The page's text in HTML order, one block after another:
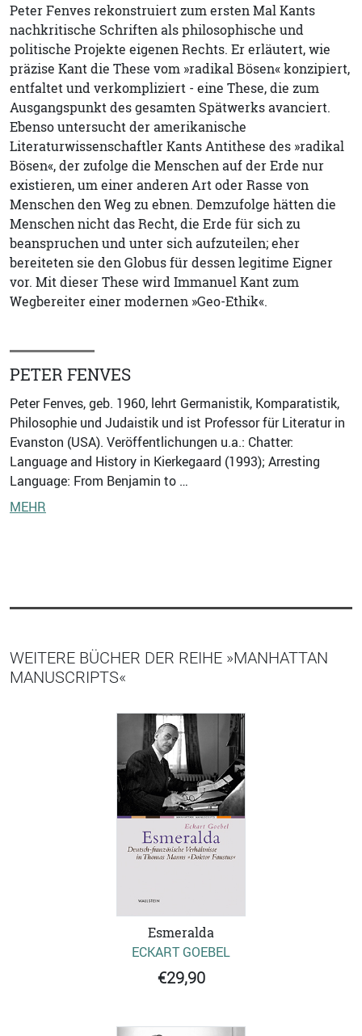
Peter Fenves rekonstruiert zum ersten Mal Kants
nachkritische Schriften als philosophische und
politische Projekte eigenen Rechts. Er erläutert, wie
präzise Kant die These vom »radikal Bösen« konzipiert,
entfaltet und verkompliziert - eine These, die zum
Ausgangspunkt des gesamten Spätwerks avanciert.
Ebenso untersucht der amerikanische
Literaturwissenschaftler Kants Antithese des »radikal
Bösen«, der zufolge die Menschen auf der Erde nur
existieren, um einer anderen Art oder Rasse von
Menschen den Weg zu ebnen. Demzufolge hätten die
Menschen nicht das Recht, die Erde für sich zu
beanspruchen und unter sich aufzuteilen; eher
bereiteten sie den Globus für dessen legitime Eigner
vor. Mit dieser These wird Immanuel Kant zum
Wegbereiter einer modernen »Geo-Ethik«.
PETER FENVES
Peter Fenves, geb. 1960, lehrt Germanistik, Komparatistik,
Philosophie und Judaistik und ist Professor für Literatur in
Evanston (USA). Veröffentlichungen u.a.: Chatter:
Language and History in Kierkegaard (1993); Arresting
Language: From Benjamin to …
MEHR
WEITERE BÜCHER DER REIHE »MANHATTAN
MANUSCRIPTS«
Esmeralda
ECKART GOEBEL
€29,90